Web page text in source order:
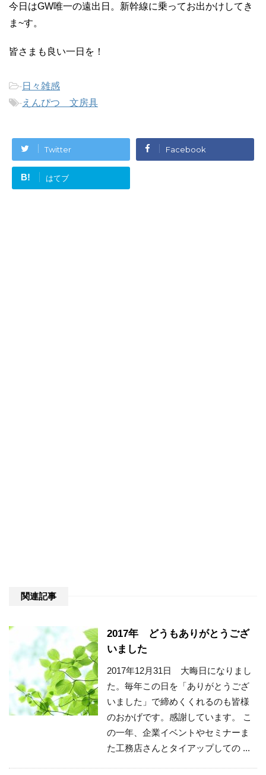
今日はGW唯一の遠出日。新幹線に乗ってお出かけしてき
ま~す。
皆さまも良い一日を！
-日々雑感
-えんぴつ 文房具
Twitter Facebook
B! はてブ
関連記事
2017年 どうもありがとうござ
いました
2017年12月31日 大晦日になりまし
た。毎年この日を「ありがとうござ
いました」で締めくくれるのも皆様
のおかげです。感謝しています。 こ
の一年、企業イベントやセミナーま
た工務店さんとタイアップしての ...